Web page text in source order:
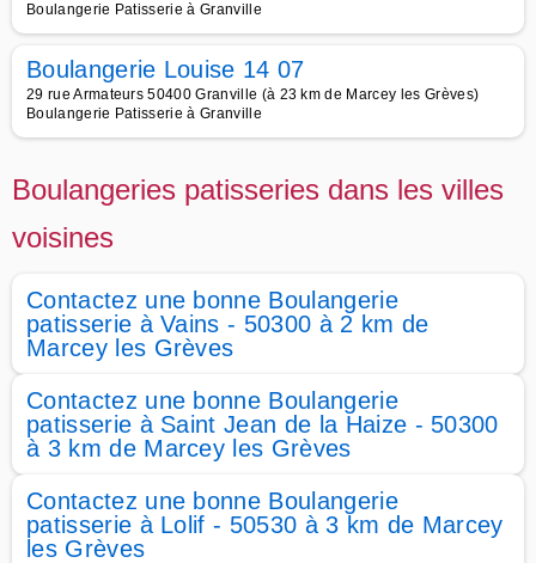
Boulangerie Patisserie à Granville
Boulangerie Louise 14 07
29 rue Armateurs 50400 Granville (à 23 km de Marcey les Grèves)
Boulangerie Patisserie à Granville
Boulangeries patisseries dans les villes
voisines
Contactez une bonne Boulangerie
patisserie à Vains - 50300 à 2 km de
Marcey les Grèves
Contactez une bonne Boulangerie
patisserie à Saint Jean de la Haize - 50300
à 3 km de Marcey les Grèves
Contactez une bonne Boulangerie
patisserie à Lolif - 50530 à 3 km de Marcey
les Grèves